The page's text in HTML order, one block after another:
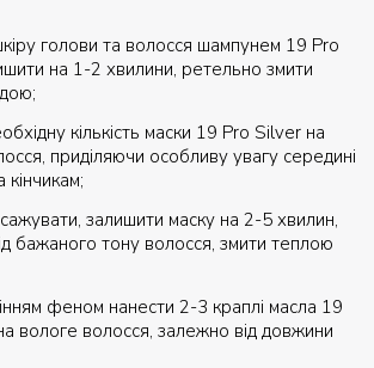
голови та волосся шампунем 19 Pro
на 1-2 хвилини, ретельно змити
кількість маски 19 Pro Silver на
приділяючи особливу увагу середині
залишити маску на 2-5 хвилин,
бажаного тону волосся, змити теплою
феном нанести 2-3 краплі масла 19
вологе волосся, залежно від довжини